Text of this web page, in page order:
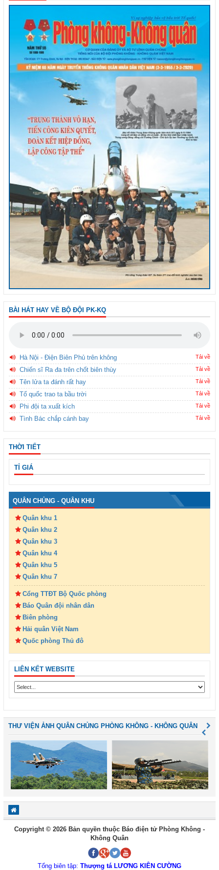
BÀI HÁT HAY VỀ BỘ ĐỘI PK-KQ
Hà Nội - Điện Biên Phủ trên không Tải về
Chiến sĩ Ra đa trên chốt biên thùy Tải về
Tên lửa ta đánh rất hay Tải về
Tổ quốc trao ta bầu trời Tải về
Phi đội ta xuất kích Tải về
Tình Bác chắp cánh bay Tải về
THỜI TIẾT
TỈ GIÁ
QUÂN CHỦNG - QUÂN KHU
Quân khu 1
Quân khu 2
Quân khu 3
Quân khu 4
Quân khu 5
Quân khu 7
Cổng TTĐT Bộ Quốc phòng
Báo Quân đội nhân dân
Biên phòng
Hải quân Việt Nam
Quốc phòng Thủ đô
LIÊN KẾT WEBSITE
THƯ VIỆN ẢNH QUÂN CHỦNG PHÒNG KHÔNG - KHÔNG QUÂN
Copyright © 2026 Bản quyền thuộc Báo điện tử Phòng Không -
Không Quân
Tổng biên tập: Thượng tá LƯƠNG KIÊN CƯỜNG